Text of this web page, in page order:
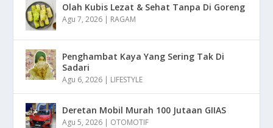
Olah Kubis Lezat & Sehat Tanpa Di Goreng
Agu 7, 2026 | RAGAM
Penghambat Kaya Yang Sering Tak Di
Sadari
Agu 6, 2026 | LIFESTYLE
Deretan Mobil Murah 100 Jutaan GIIAS
Agu 5, 2026 | OTOMOTIF